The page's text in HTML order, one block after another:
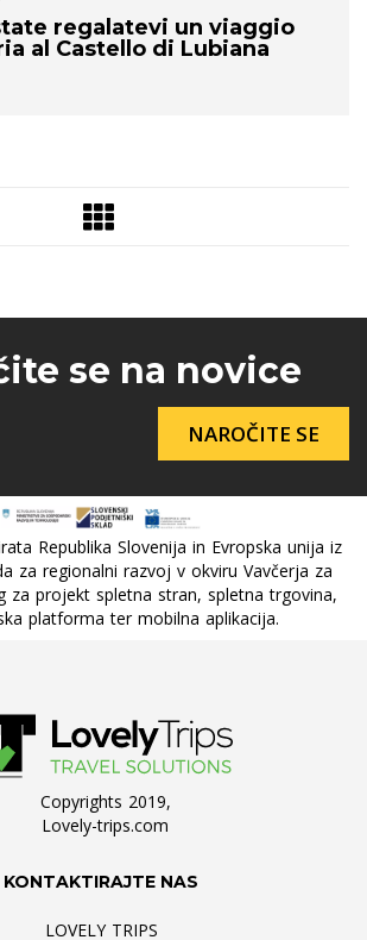
regalatevi un viaggio
al Castello di Lubiana
se na novice
NAROČITE SE
Republika Slovenija in Evropska unija iz
za regionalni razvoj v okviru Vavčerja za
za projekt spletna stran, spletna trgovina,
platforma ter mobilna aplikacija.
Copyrights 2019,
Lovely-trips.com
KONTAKTIRAJTE NAS
LOVELY TRIPS